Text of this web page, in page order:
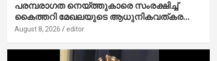
പരമ്പരാഗത നെയ്ത്തുകാരെ സംരക്ഷിച്ച്
കൈത്തറി മേഖലയുടെ ആധുനികവത്കരണം
സാധ്യമാക്കും : ഡെപ്യൂട്ടി സ്പീക്കർ
August 8, 2026 editor